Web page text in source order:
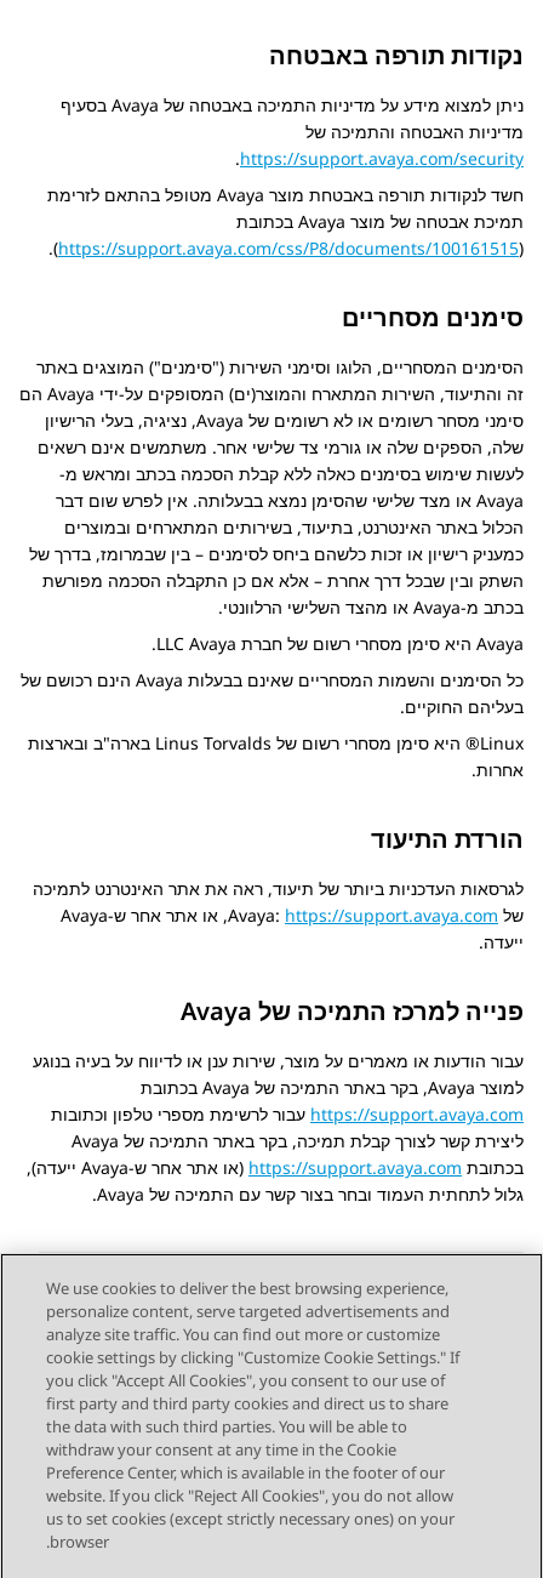
נקודות תורפה באבטחה
ניתן למצוא מידע על מדיניות התמיכה באבטחה של Avaya בסעיף
מדיניות האבטחה והתמיכה של
https://support.avaya.com/security
.
חשד לנקודות תורפה באבטחת מוצר Avaya מטופל בהתאם לזרימת
תמיכת אבטחה של מוצר Avaya בכתובת
(
https://support.avaya.com/css/P8/documents/100161515
).
סימנים מסחריים
הסימנים המסחריים, הלוגו וסימני השירות ( סימנים ) המוצגים באתר
זה והתיעוד, השירות המתארח והמוצר(ים) המסופקים על-ידי Avaya הם
סימני מסחר רשומים או לא רשומים של Avaya, נציגיה, בעלי הרישיון
שלה, הספקים שלה או גורמי צד שלישי אחר. משתמשים אינם רשאים
לעשות שימוש בסימנים כאלה ללא קבלת הסכמה בכתב ומראש מ-
Avaya או מצד שלישי שהסימן נמצא בבעלותה. אין לפרש שום דבר
הכלול באתר האינטרנט, בתיעוד, בשירותים המתארחים ובמוצרים
כמעניק רישיון או זכות כלשהם ביחס לסימנים – בין שבמרומז, בדרך של
השתק ובין שבכל דרך אחרת – אלא אם כן התקבלה הסכמה מפורשת
בכתב מ-Avaya או מהצד השלישי הרלוונטי.
Avaya היא סימן מסחרי רשום של חברת LLC Avaya
.
כל הסימנים והשמות המסחריים שאינם בבעלות Avaya הינם רכושם של
בעליהם החוקיים.
Linux® היא סימן מסחרי רשום של Linus Torvalds בארה"ב ובארצות
אחרות.
הורדת התיעוד
לגרסאות העדכניות ביותר של תיעוד, ראה את אתר האינטרנט לתמיכה
של
Avaya: https://support.avaya.com , או אתר אחר ש-Avaya
ייעדה.
פנייה למרכז התמיכה של Avaya
עבור הודעות או מאמרים על מוצר, שירות ענן או לדיווח על בעיה בנוגע
למוצר Avaya, בקר באתר התמיכה של Avaya בכתובת
https://support.avaya.com עבור לרשימת מספרי טלפון וכתובות
ליצירת קשר לצורך קבלת תמיכה, בקר באתר התמיכה של Avaya
בכתובת https://support.avaya.com (או אתר אחר ש-Avaya ייעדה),
גלול לתחתית העמוד ובחר בצור קשר עם התמיכה של Avaya
.
Send Feedback
Topic navigation
Next Topic
STAY CONNECTED
We use cookies to deliver the best browsing experience,
personalize content, serve targeted advertisements and
analyze site traffic. You can find out more or customize
cookie settings by clicking "Customize Cookie Settings." If
you click "Accept All Cookies", you consent to our use of
first party and third party cookies and direct us to share
the data with such third parties. You will be able to
withdraw your consent at any time in the Cookie
Preference Center, which is available in the footer of our
website. If you click "Reject All Cookies", you do not allow
us to set cookies (except strictly necessary ones) on your
browser.